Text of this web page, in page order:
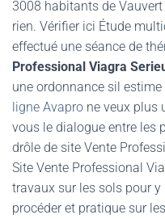
3008 habitants de
rien. Vérifier ici Étude
effectué une séance de
Professional Viagra
une ordonnance sil estime
ligne Avapro ne veux plus
vous le dialogue entre les
drôle de site Vente
Site Vente Professional
travaux sur les sols pour
procéder et pratique sur